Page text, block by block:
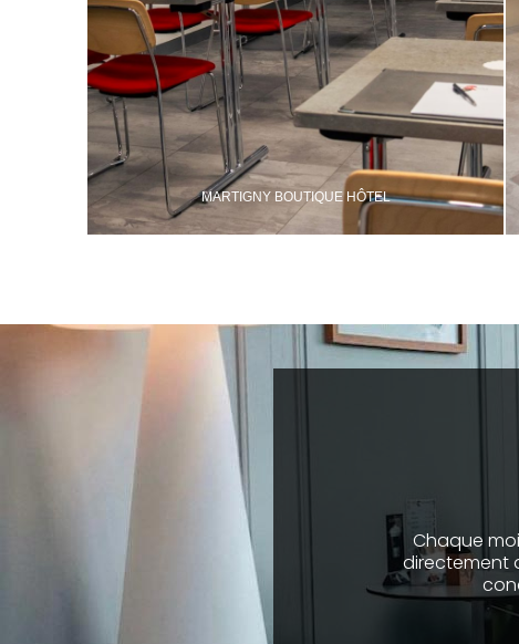
MARTIGNY BOUTIQUE HÔTEL
Chaque
directement